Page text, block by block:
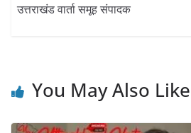
उत्तराखंड वार्ता समूह संपादक
You May Also Like